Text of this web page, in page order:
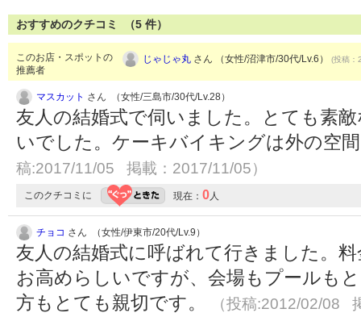
おすすめのクチコミ （5 件）
このお店・スポットの
推薦者
じゃじゃ丸 さん （女性/沼津市/30代/Lv.6） (投稿
マスカット さん （女性/三島市/30代/Lv.28）
友人の結婚式で伺いました。とても素
いでした。ケーキバイキングは外の空
稿:2017/11/05 掲載：2017/11/05）
このクチコミに 現在： 0人
チョコ さん （女性/伊東市/20代/Lv.9）
友人の結婚式に呼ばれて行きました。
お高めらしいですが、会場もプールも
方もとても親切です。
（投稿:2012/02/08